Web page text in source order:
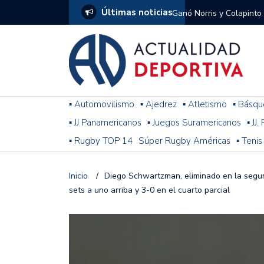
Últimas noticiasGanó Norris y
1
El penal de Barracas
Monumental
Se jugó una nueva
Arrancó el Torneo
Franco Colapinto giró
F1: tras las sanciones y
Racing le ganó a
▪ Automovilismo ▪ Ajedrez ▪ Atletismo ▪
▪ JJ Panamericanos ▪ Juegos Suramericanos ▪
▪ Rugby TOP 14 Súper Rugby Américas ▪ Tenis
Inicio / Diego Schwartzman, eliminado en la
sets a uno arriba y 3-0 en el cuarto parcial